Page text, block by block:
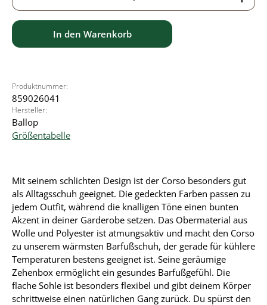
In den Warenkorb
Produktnummer:
859026041
Hersteller:
Ballop
Größentabelle
Mit seinem schlichten Design ist der Corso besonders gut
als Alltagsschuh geeignet. Die gedeckten Farben passen zu
jedem Outfit, während die knalligen Töne einen bunten
Akzent in deiner Garderobe setzen. Das Obermaterial aus
Wolle und Polyester ist atmungsaktiv und macht den Corso
zu unserem wärmsten Barfußschuh, der gerade für kühlere
Temperaturen bestens geeignet ist. Seine geräumige
Zehenbox ermöglicht ein gesundes Barfußgefühl. Die
flache Sohle ist besonders flexibel und gibt deinem Körper
schrittweise einen natürlichen Gang zurück. Du spürst den